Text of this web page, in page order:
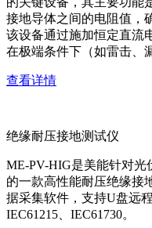
接地导体之间的电阻值，
该设备通过施加恒定直流
在极端条件下（如雷击、
查看详情
绝缘耐压接地测试仪
ME-PV-HIG是美能针对
的一款高性能耐压绝缘接
据采集软件，支持U盘远
IEC61215、IEC61730。